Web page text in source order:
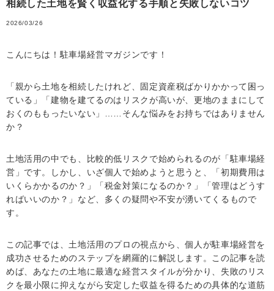
相続した土地を賢く収益化する手順と失敗しないコツ
2026/03/26
こんにちは！駐車場経営マガジンです！
「親から土地を相続したけれど、固定資産税ばかりかかって困っ
ている」「建物を建てるのはリスクが高いが、更地のままにして
おくのももったいない」……そんな悩みをお持ちではありません
か？
土地活用の中でも、比較的低リスクで始められるのが「駐車場経
営」です。しかし、いざ個人で始めようと思うと、「初期費用は
いくらかかるのか？」「税金対策になるのか？」「管理はどうす
ればいいのか？」など、多くの疑問や不安が湧いてくるもので
す。
この記事では、土地活用のプロの視点から、個人が駐車場経営を
成功させるためのステップを網羅的に解説します。この記事を読
めば、あなたの土地に最適な経営スタイルが分かり、失敗のリス
クを最小限に抑えながら安定した収益を得るための具体的な道筋